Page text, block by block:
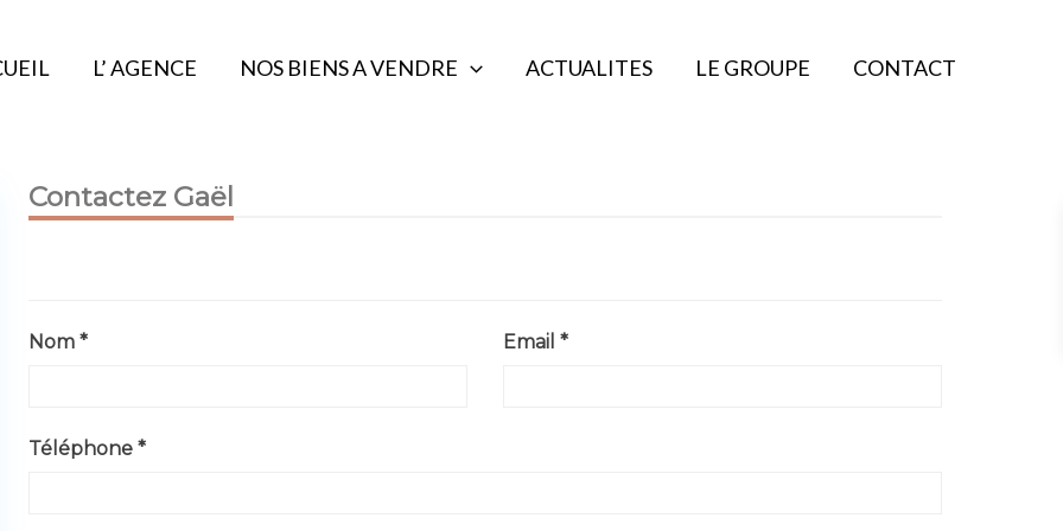
L’ AGENCE NOS BIENS A VENDRE ACTUALITES LE GROUPE CONTACT
Contactez Gaël
Nom * Email *
Téléphone *